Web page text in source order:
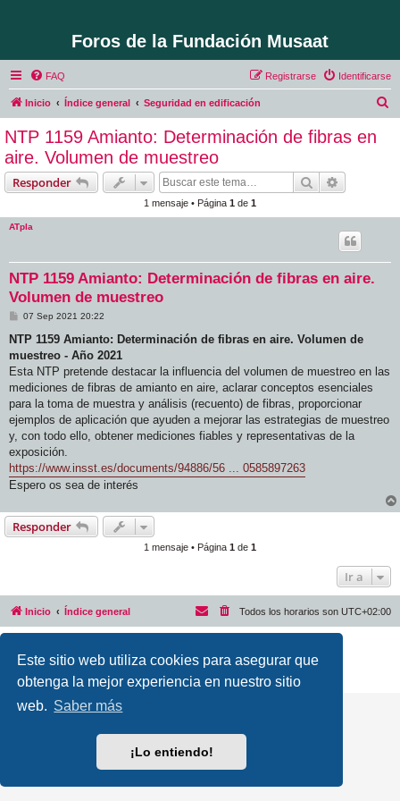
Este sitio web utiliza cookies para asegurar que
obtenga la mejor experiencia en nuestro sitio
web. Saber más
¡Lo entiendo!
Foros de la Fundación Musaat
FAQ Identificarse
Registrarse
Inicio Índice general Seguridad en edificación
NTP 1159 Amianto: Determinación de fibras en
aire. Volumen de muestreo
Responder Buscar
1 mensaje • Página 1 de 1
ATpla
NTP 1159 Amianto: Determinación de fibras en aire.
Volumen de muestreo
M
n
a
j
07 Sep 2021 20:22
NTP 1159 Amianto: Determinación de fibras en aire. Volumen de
muestreo - Año 2021
Esta NTP pretende destacar la influencia del volumen de muestreo en las
mediciones de fibras de amianto en aire, aclarar conceptos esenciales
para la toma de muestra y análisis (recuento) de fibras, proporcionar
ejemplos de aplicación que ayuden a mejorar las estrategias de muestreo
y, con todo ello, obtener mediciones fiables y representativas de la
exposición.
https://www.insst.es/documents/94886/56 ... 0585897263
Espero os sea de interés
Responder
1 mensaje • Página 1 de 1
Ir a
Inicio Índice general Todos los horarios son UTC+02:00
Traducción al español porphpBB España
Privacidad